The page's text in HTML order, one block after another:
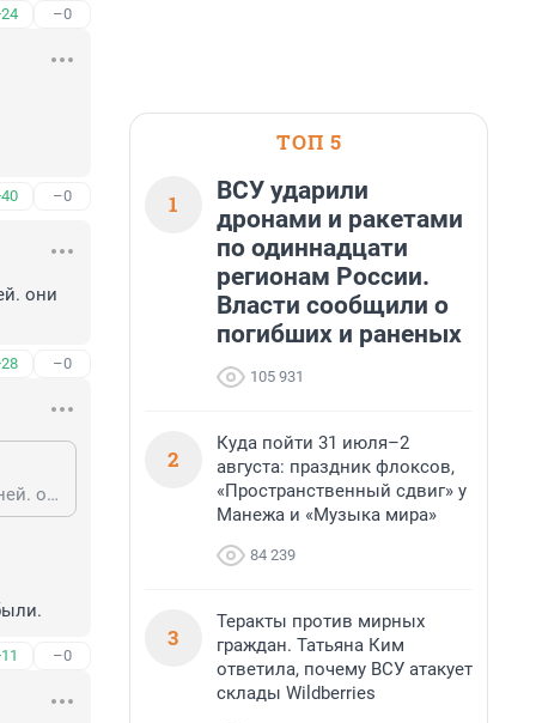
–0
–0
они
–0
пусть у донецких переймут опыт, для тех это вообще не проблема на 5 то дней. они могут месяцами не пить
–0
ТОП 5
1
ВСУ ударили
дронами и ракетами
по одиннадцати
регионам России.
Власти сообщили о
погибших и раненых
105 931
2
Куда пойти 31 июля–2
августа: праздник флоксов,
«Пространственный сдвиг» у
Манежа и «Музыка мира»
84 239
3
Теракты против мирных
граждан. Татьяна Ким
ответила, почему ВСУ атакует
склады Wildberries